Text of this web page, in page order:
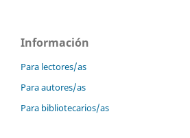
Información
Para lectores/as
Para autores/as
Para bibliotecarios/as